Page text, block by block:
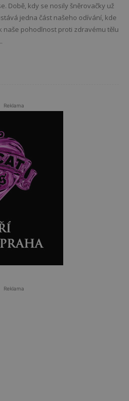
Době, kdy se nosily šněrovačky už
jedna část našeho odívání, kde
naše pohodlnost proti zdravému tělu
Reklama
Reklama